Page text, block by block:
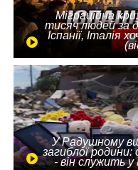
Міграційна
тисяч людей за
Іспанії, Італія
У Радушному
загиблої
- він служить у